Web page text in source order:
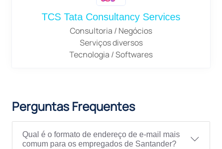
TCS Tata Consultancy Services
Consultoria / Negócios
Serviços diversos
Tecnologia / Softwares
Perguntas Frequentes
Qual é o formato de endereço de e-mail mais
comum para os empregados de Santander?